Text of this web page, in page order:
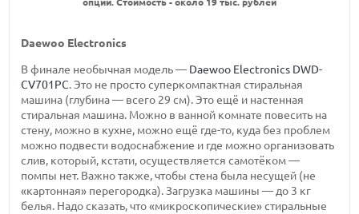
Daewoo Electronics
В финале необычная модель — Daewoo Electronics DWD-
CV701PC. Это не просто суперкомпактная стиральная
машина (глубина — всего 29 см). Это ещё и настенная
стиральная машина. Можно в ванной комнате повесить на
стену, можно в кухне, можно ещё где-то, куда без проблем
можно подвести водоснабжение и где можно организовать
слив, который, кстати, осуществляется самотёком —
помпы нет. Важно также, чтобы стена была несущей (не
«картонная» перегородка). Загрузка машины — до 3 кг
белья. Надо сказать, что «микроскопические» стиральные